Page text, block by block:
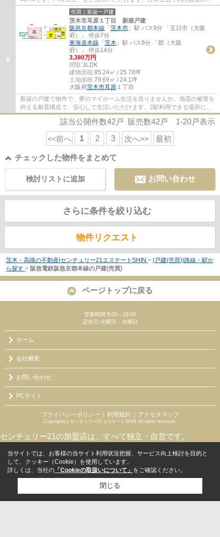
い水回りだからこそ、使い勝手のいいシステム...
売買｜新築一戸建
茨木市耳原１丁目 新築戸建
阪急京都本線 「 茨木市 」駅 バス9分 「五日市（大阪
府）」 停歩7分
東海道本線 「 茨木 」駅 バス9分 「郡（大阪
府）」 停歩14分
3,380万円
間取:3LDK
建物面積:85.24㎡ / 25.78坪
土地面積:79.69㎡ / 24.1坪
大阪府茨木市耳原 １丁目
新築の戸建て物件で、夢のマイホーム生活を送りませんか。地震の被害を
抑える耐震構造で、安心して生活いただけます。2駅利用できる場所にあ
るので利便性が高いです。建物面積は85.24...
該当公開件数42 戸 販売数42 戸 1-20戸表示
<<前へ 1 2 3 次へ>> 最初
チェックした物件をまとめて
お問い合わせ
検討リストに追加
さらに条件を絞り込む
物件リクエスト
茨木・高槻の不動産|センチュリー21エステートSHIN > (戸建(売買))路線・駅か
ら探す > 阪急電鉄阪急京都本線の戸建(売買)
ページトップに戻る
営業時間:9:00～18:00
定休日:火曜日・水曜日
ホーム
会社概要
お問い合わせ
PCサイト
プライバシーポリシー ｜ 利用規約 ｜アクセスマップ
Copyright(c) センチュリー21 エステートSHIN All rights reserved.
センチュリー21の加盟店は、すべて独立・自営です。
当サイトでは、お客様の当サイト利用状況把握、サービス向上検討を目的と
して、クッキー（Cookie）を使用しています。
詳しくは、当社の 「Cookieの取扱いについて」 をご確認ください。
閉じる